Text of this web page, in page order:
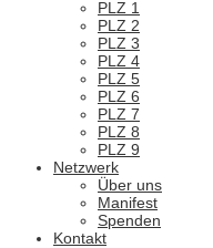
PLZ 1
PLZ 2
PLZ 3
PLZ 4
PLZ 5
PLZ 6
PLZ 7
PLZ 8
PLZ 9
Netzwerk
Über uns
Manifest
Spenden
Kontakt